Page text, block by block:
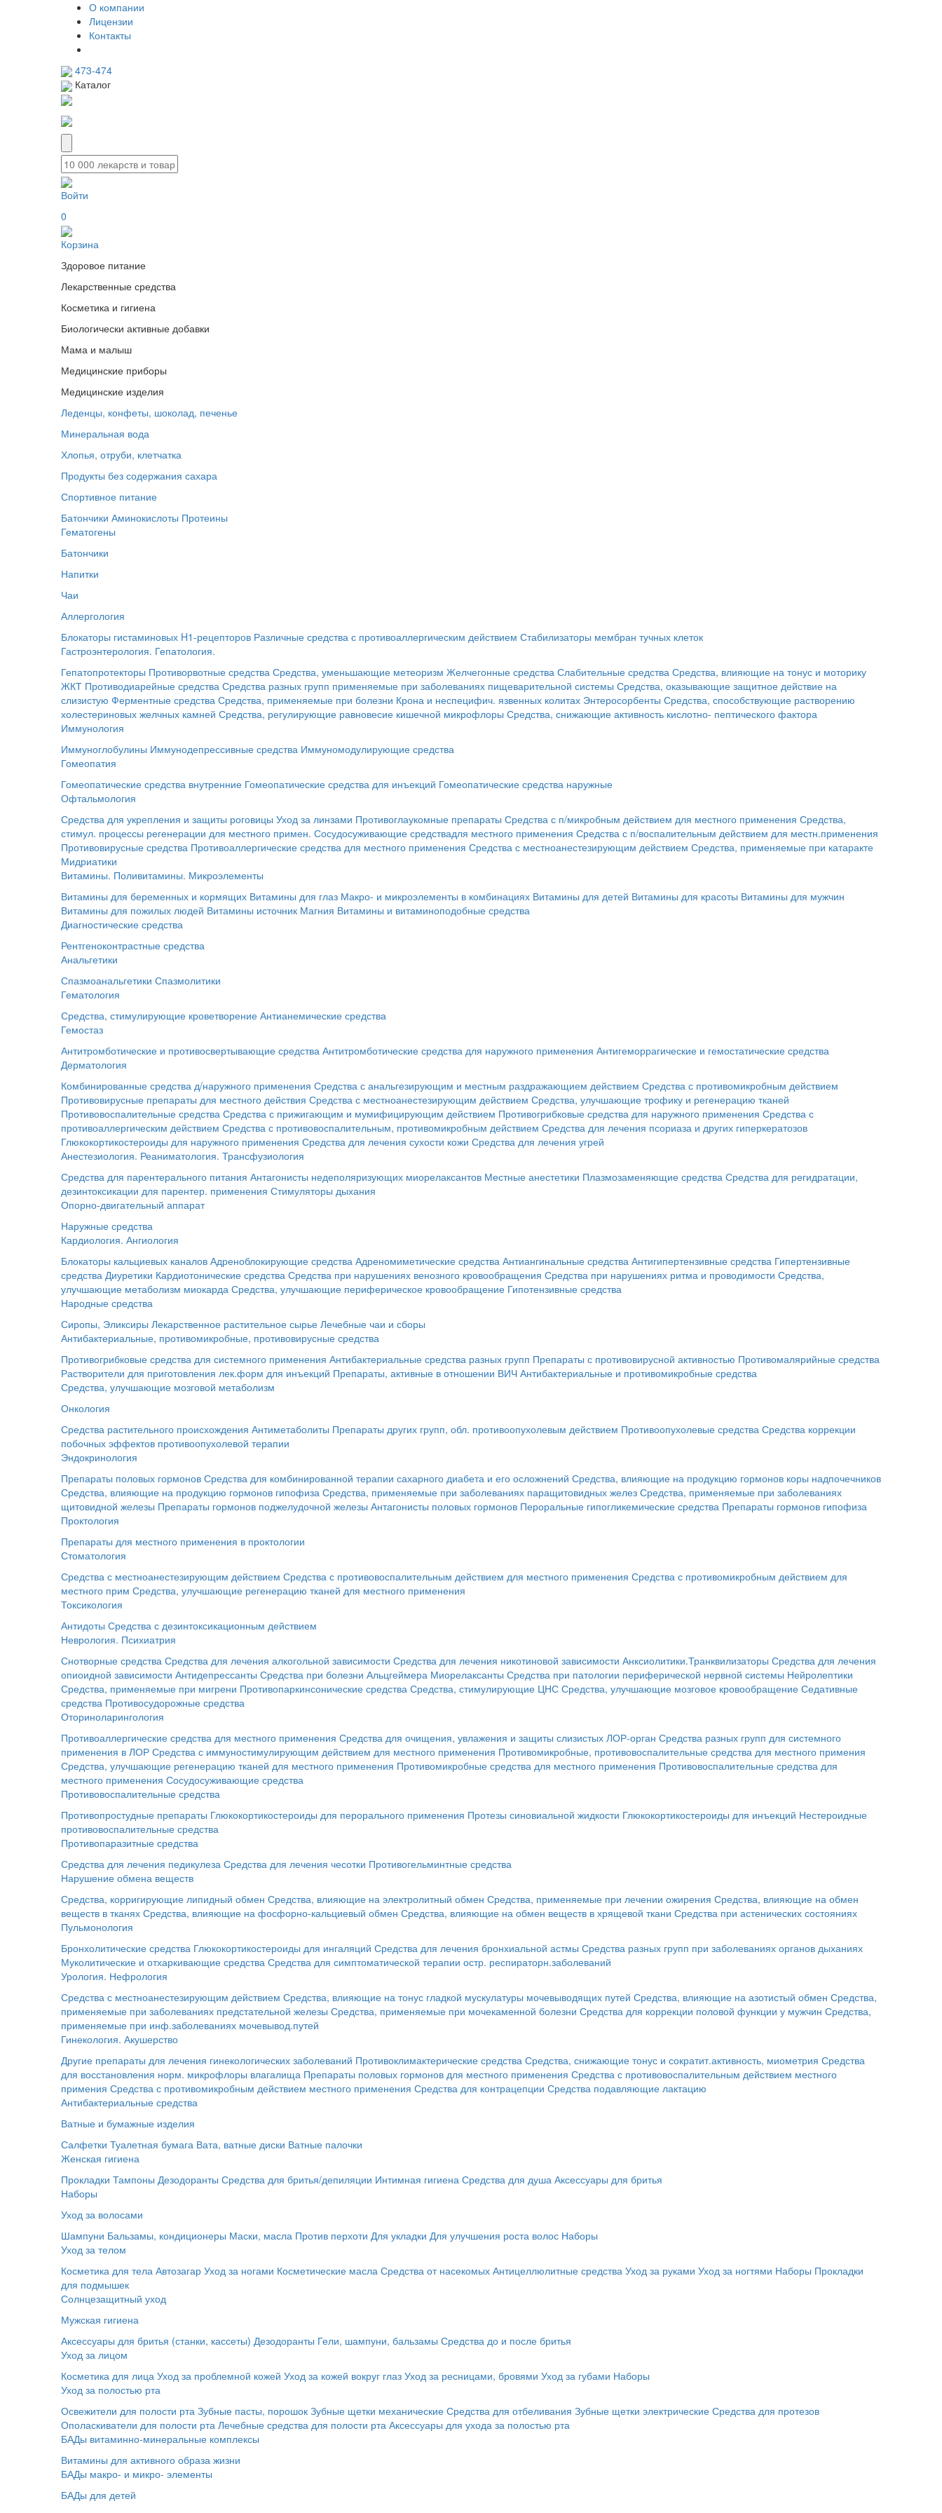
О компании
Лицензии
Контакты
473-474
Каталог
Войти
0
Корзина
Здоровое питание
Лекарственные средства
Косметика и гигиена
Биологически активные добавки
Мама и малыш
Медицинские приборы
Медицинские изделия
Леденцы, конфеты, шоколад, печенье
Минеральная вода
Хлопья, отруби, клетчатка
Продукты без содержания сахара
Спортивное питание
Батончики Аминокислоты Протеины
Гематогены
Батончики
Напитки
Чаи
Аллергология
Блокаторы гистаминовых H1-рецепторов Различные средства с противоаллергическим действием Стабилизаторы мембран тучных клеток
Гастроэнтерология. Гепатология.
Гепатопротекторы Противорвотные средства Средства, уменьшающие метеоризм Желчегонные средства Слабительные средства Средства, влияющие на тонус и моторику
ЖКТ Противодиарейные средства Средства разных групп применяемые при заболеваниях пищеварительной системы Средства, оказывающие защитное действие на
слизистую Ферментные средства Средства, применяемые при болезни Крона и неспецифич. язвенных колитах Энтеросорбенты Средства, способствующие растворению
холестериновых желчных камней Средства, регулирующие равновесие кишечной микрофлоры Средства, снижающие активность кислотно- пептического фактора
Иммунология
Иммуноглобулины Иммунодепрессивные средства Иммуномодулирующие средства
Гомеопатия
Гомеопатические средства внутренние Гомеопатические средства для инъекций Гомеопатические средства наружные
Офтальмология
Средства для укрепления и защиты роговицы Уход за линзами Противоглаукомные препараты Средства с п/микробным действием для местного применения Средства,
стимул. процессы регенерации для местного примен. Сосудосуживающие средствадля местного применения Средства с п/воспалительным действием для местн.применения
Противовирусные средства Противоаллергические средства для местного применения Средства с местноанестезирующим действием Средства, применяемые при катаракте
Мидриатики
Витамины. Поливитамины. Микроэлементы
Витамины для беременных и кормящих Витамины для глаз Макро- и микроэлементы в комбинациях Витамины для детей Витамины для красоты Витамины для мужчин
Витамины для пожилых людей Витамины источник Магния Витамины и витаминоподобные средства
Диагностические средства
Рентгеноконтрастные средства
Анальгетики
Спазмоанальгетики Спазмолитики
Гематология
Средства, стимулирующие кроветворение Антианемические средства
Гемостаз
Антитромботические и противосвертывающие средства Антитромботические средства для наружного применения Антигеморрагические и гемостатические средства
Дерматология
Комбинированные средства д/наружного применения Средства с анальгезирующим и местным раздражающием действием Средства с противомикробным действием
Противовирусные препараты для местного действия Средства с местноанестезирующим действием Средства, улучшающие трофику и регенерацию тканей
Противовоспалительные средства Средства с прижигающим и мумифицирующим действием Противогрибковые средства для наружного применения Средства с
противоаллергическим действием Средства с противовоспалительным, противомикробным действием Средства для лечения псориаза и других гиперкератозов
Глюкокортикостероиды для наружного применения Средства для лечения сухости кожи Средства для лечения угрей
Анестезиология. Реаниматология. Трансфузиология
Средства для парентерального питания Антагонисты недеполяризующих миорелаксантов Местные анестетики Плазмозаменяющие средства Средства для регидратации,
дезинтоксикации для парентер. применения Стимуляторы дыхания
Опорно-двигательный аппарат
Наружные средства
Кардиология. Ангиология
Блокаторы кальциевых каналов Адреноблокирующие средства Адреномиметические средства Антиангинальные средства Антигипертензивные средства Гипертензивные
средства Диуретики Кардиотонические средства Средства при нарушениях венозного кровообращения Средства при нарушениях ритма и проводимости Средства,
улучшающие метаболизм миокарда Средства, улучшающие периферическое кровообращение Гипотензивные средства
Народные средства
Сиропы, Эликсиры Лекарственное растительное сырье Лечебные чаи и сборы
Антибактериальные, противомикробные, противовирусные средства
Противогрибковые средства для системного применения Антибактериальные средства разных групп Препараты с противовирусной активностью Противомалярийные средства
Растворители для приготовления лек.форм для инъекций Препараты, активные в отношении ВИЧ Антибактериальные и противомикробные средства
Средства, улучшающие мозговой метаболизм
Онкология
Средства растительного происхождения Антиметаболиты Препараты других групп, обл. противоопухолевым действием Противоопухолевые средства Средства коррекции
побочных эффектов противоопухолевой терапии
Эндокринология
Препараты половых гормонов Средства для комбинированной терапии сахарного диабета и его осложнений Средства, влияющие на продукцию гормонов коры надпочечников
Средства, влияющие на продукцию гормонов гипофиза Средства, применяемые при заболеваниях паращитовидных желез Средства, применяемые при заболеваниях
щитовидной железы Препараты гормонов поджелудочной железы Антагонисты половых гормонов Пероральные гипогликемические средства Препараты гормонов гипофиза
Проктология
Препараты для местного применения в проктологии
Стоматология
Средства с местноанестезирующим действием Средства с противовоспалительным действием для местного применения Средства с противомикробным действием для
местного прим Средства, улучшающие регенерацию тканей для местного применения
Токсикология
Антидоты Средства с дезинтоксикационным действием
Неврология. Психиатрия
Снотворные средства Средства для лечения алкогольной зависимости Средства для лечения никотиновой зависимости Анксиолитики.Транквилизаторы Средства для лечения
опиоидной зависимости Антидепрессанты Средства при болезни Альцгеймера Миорелаксанты Средства при патологии периферической нервной системы Нейролептики
Средства, применяемые при мигрени Противопаркинсонические средства Средства, стимулирующие ЦНС Средства, улучшающие мозговое кровообращение Седативные
средства Противосудорожные средства
Оториноларингология
Противоаллергические средства для местного применения Средства для очищения, увлажения и защиты слизистых ЛОР-орган Средства разных групп для системного
применения в ЛОР Средства с иммуностимулирующим действием для местного применения Противомикробные, противовоспалительные средства для местного примения
Средства, улучшающие регенерацию тканей для местного применения Противомикробные средства для местного применения Противовоспалительные средства для
местного применения Сосудосуживающие средства
Противовоспалительные средства
Противопростудные препараты Глюкокортикостероиды для перорального применения Протезы синовиальной жидкости Глюкокортикостероиды для инъекций Нестероидные
противовоспалительные средства
Противопаразитные средства
Средства для лечения педикулеза Средства для лечения чесотки Противогельминтные средства
Нарушение обмена веществ
Средства, корригирующие липидный обмен Средства, влияющие на электролитный обмен Средства, применяемые при лечении ожирения Средства, влияющие на обмен
веществ в тканях Средства, влияющие на фосфорно-кальциевый обмен Средства, влияющие на обмен веществ в хрящевой ткани Средства при астенических состояниях
Пульмонология
Бронхолитические средства Глюкокортикостероиды для ингаляций Средства для лечения бронхиальной астмы Средства разных групп при заболеваниях органов дыханиях
Муколитические и отхаркивающие средства Средства для симптоматической терапии остр. респираторн.заболеваний
Урология. Нефрология
Средства с местноанестезирующим действием Средства, влияющие на тонус гладкой мускулатуры мочевыводящих путей Средства, влияющие на азотистый обмен Средства,
применяемые при заболеваниях предстательной железы Средства, применяемые при мочекаменной болезни Средства для коррекции половой функции у мужчин Средства,
применяемые при инф.заболеваниях мочевывод.путей
Гинекология. Акушерство
Другие препараты для лечения гинекологических заболеваний Противоклимактерические средства Средства, снижающие тонус и сократит.активность, миометрия Средства
для восстановления норм. микрофлоры влагалища Препараты половых гормонов для местного применения Средства с противовоспалительным действием местного
примения Средства с противомикробным действием местного применения Средства для контрацепции Средства подавляющие лактацию
Антибактериальные средства
Ватные и бумажные изделия
Салфетки Туалетная бумага Вата, ватные диски Ватные палочки
Женская гигиена
Прокладки Тампоны Дезодоранты Средства для бритья/депиляции Интимная гигиена Средства для душа Аксессуары для бритья
Наборы
Уход за волосами
Шампуни Бальзамы, кондиционеры Маски, масла Против перхоти Для укладки Для улучшения роста волос Наборы
Уход за телом
Косметика для тела Автозагар Уход за ногами Косметические масла Средства от насекомых Антицеллюлитные средства Уход за руками Уход за ногтями Наборы Прокладки
для подмышек
Солнцезащитный уход
Мужская гигиена
Аксессуары для бритья (станки, кассеты) Дезодоранты Гели, шампуни, бальзамы Средства до и после бритья
Уход за лицом
Косметика для лица Уход за проблемной кожей Уход за кожей вокруг глаз Уход за ресницами, бровями Уход за губами Наборы
Уход за полостью рта
Освежители для полости рта Зубные пасты, порошок Зубные щетки механические Средства для отбеливания Зубные щетки электрические Средства для протезов
Ополаскиватели для полости рта Лечебные средства для полости рта Аксессуары для ухода за полостью рта
БАДы витаминно-минеральные комплексы
Витамины для активного образа жизни
БАДы макро- и микро- элементы
БАДы для детей